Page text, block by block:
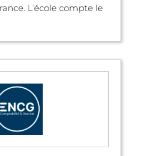
L’école compte le